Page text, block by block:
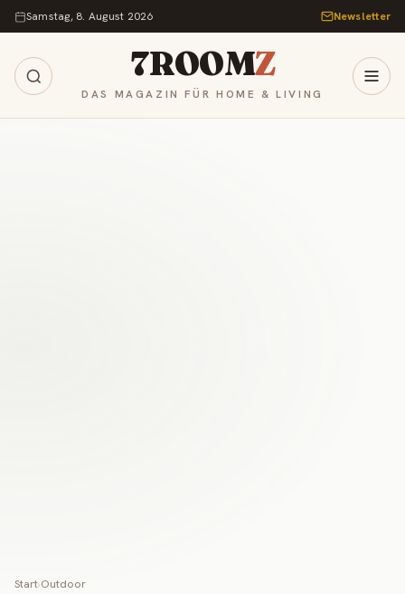
Zum Inhalt springen
Samstag, 8. August 2026 Newsletter
7ROOMZ
DAS MAGAZIN FÜR HOME & LIVING
Start›Outdoor